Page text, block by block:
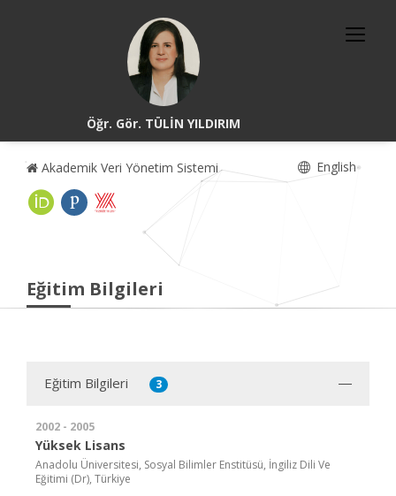
Öğr. Gör. TÜLİN YILDIRIM
Akademik Veri Yönetim Sistemi English
Eğitim Bilgileri
Eğitim Bilgileri 3
2002 - 2005
Yüksek Lisans
Anadolu Üniversitesi, Sosyal Bilimler Enstitüsü, İngiliz Dili Ve
Eğitimi (Dr), Türkiye